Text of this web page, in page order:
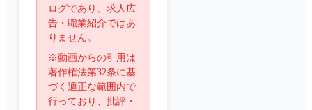
ログであり、求人広
告・職業紹介ではあ
りません。
※動画からの引用は
著作権法第32条に基
づく適正な範囲内で
行っており、批評・